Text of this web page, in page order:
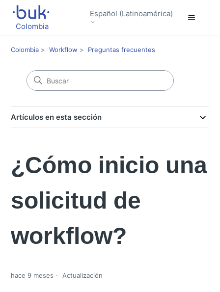
Colombia
Español (Latinoamérica)
Colombia Workflow Preguntas frecuentes
Artículos en esta sección
¿Cómo inicio una
solicitud de
workflow?
hace 9 meses Actualización